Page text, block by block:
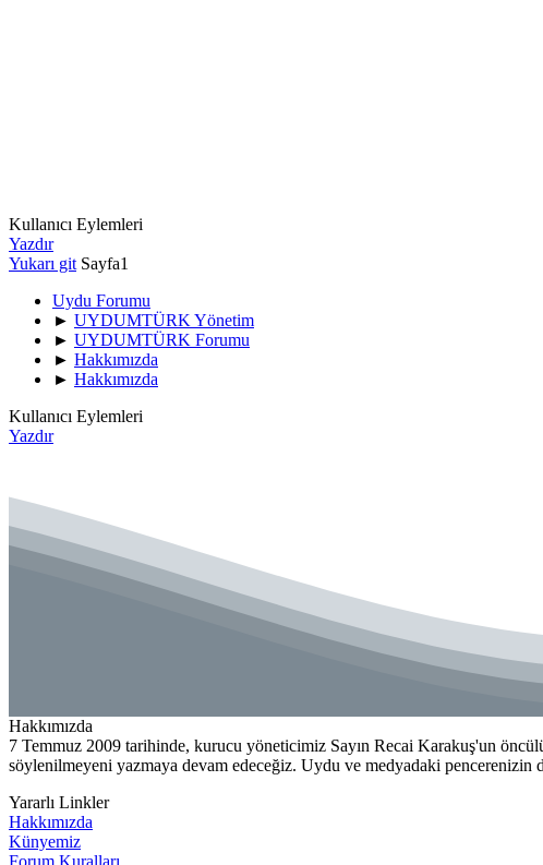
Kullanıcı Eylemleri
Yazdır
Yukarı git Sayfa1
Uydu Forumu
► UYDUMTÜRK Yönetim
► UYDUMTÜRK Forumu
► Hakkımızda
► Hakkımızda
Kullanıcı Eylemleri
Yazdır
Hakkımızda
7 Temmuz 2009 tarihinde, kurucu yöneticimiz Sayın Recai Karakuş'un
söylenilmeyeni yazmaya devam edeceğiz. Uydu ve medyadaki pencerenizin
Yararlı Linkler
Hakkımızda
Künyemiz
Forum Kuralları